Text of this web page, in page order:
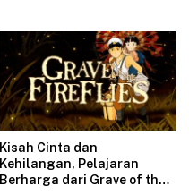
Kisah Cinta dan
Kehilangan, Pelajaran
Berharga dari Grave of the